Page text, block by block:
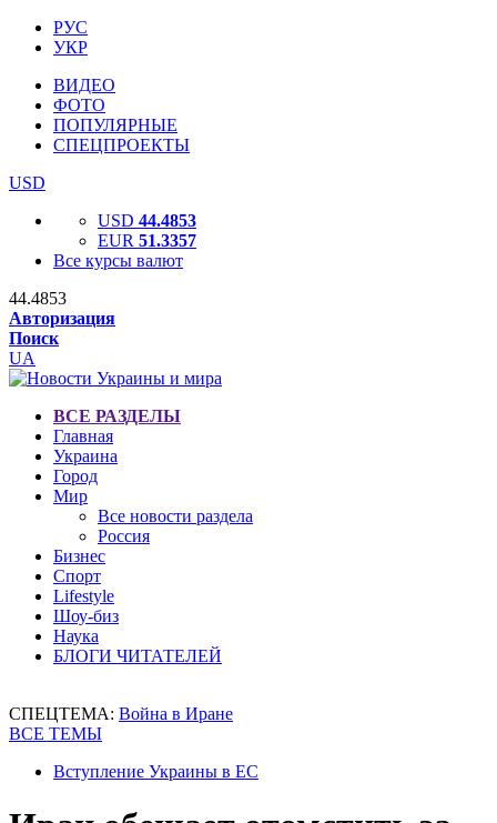
РУС
УКР
ВИДЕО
ФОТО
ПОПУЛЯРНЫЕ
СПЕЦПРОЕКТЫ
USD
USD 44.4853
EUR 51.3357
Все курсы валют
44.4853
Авторизация
Поиск
UA
ВСЕ РАЗДЕЛЫ
Главная
Украина
Город
Мир
Все новости раздела
Россия
Бизнес
Спорт
Lifestyle
Шоу-биз
Наука
БЛОГИ ЧИТАТЕЛЕЙ
СПЕЦТЕМА: Война в Иране
ВСЕ ТЕМЫ
Вступление Украины в ЕС